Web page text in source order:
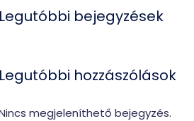
Legutóbbi bejegyzések
Legutóbbi hozzászólások
megjeleníthető bejegyzés.